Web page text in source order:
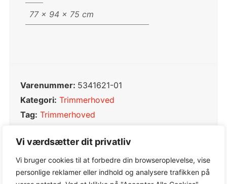
Vi værdsætter dit privatliv
Vi bruger cookies til at forbedre din browseroplevelse, vise
personlige reklamer eller indhold og analysere trafikken på
77 × 94 × 75 cm
Varenummer: 5341621-01
Kategori: Trimmerhoved
Tag: Trimmerhoved